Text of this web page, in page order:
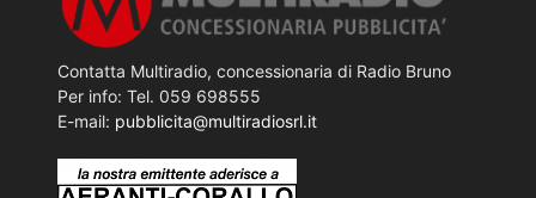
Contatta Multiradio, concessionaria di Radio Bruno
Per info: Tel. 059 698555
E-mail: pubblicita@multiradiosrl.it